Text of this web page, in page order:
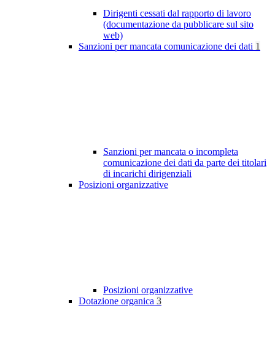
Dirigenti cessati dal rapporto di lavoro
(documentazione da pubblicare sul sito
web)
Sanzioni per mancata comunicazione dei dati 1
Sanzioni per mancata o incompleta
comunicazione dei dati da parte dei titolari
di incarichi dirigenziali
Posizioni organizzative
Posizioni organizzative
Dotazione organica 3